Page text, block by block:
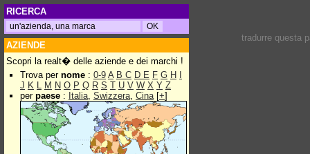
RICERCA
AZIENDE
Scopri la realt� delle aziende e dei marchi !
Trova per nome : 0-9 A B C D E F G H
J K L M N O P Q R S T U V W X Y Z
per paese : Italia, Swizzera, Cina[+]
tradurre questa